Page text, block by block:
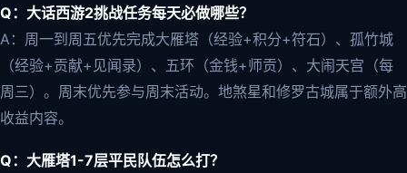
Q：大话西游2挑战任务每天必做哪些？
A：周一到周五优先完成大雁塔（经验+积分+符石）、孤竹城
（经验+贡献+见闻录）、五环（金钱+师贡）、大闹天宫（每
周三）。周末优先参与周末活动。地煞星和修罗古城属于额外高
收益内容。
Q：大雁塔1-7层平民队伍怎么打？